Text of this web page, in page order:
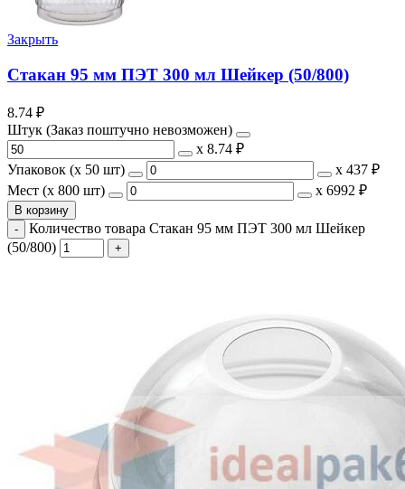
Закрыть
Стакан 95 мм ПЭТ 300 мл Шейкер (50/800)
8.74 ₽
Штук (Заказ поштучно невозможен)
х 8.74 ₽
Упаковок (x 50 шт)
х 437 ₽
Мест (x 800 шт)
х 6992 ₽
В корзину
Количество товара Стакан 95 мм ПЭТ 300 мл Шейкер
(50/800)